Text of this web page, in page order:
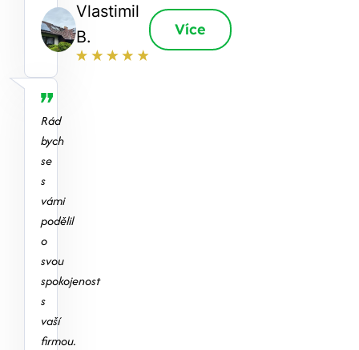
Vlastimil
B.
Více
Rád
bych
se
s
vámi
podělil
o
svou
spokojenost
s
vaší
firmou.